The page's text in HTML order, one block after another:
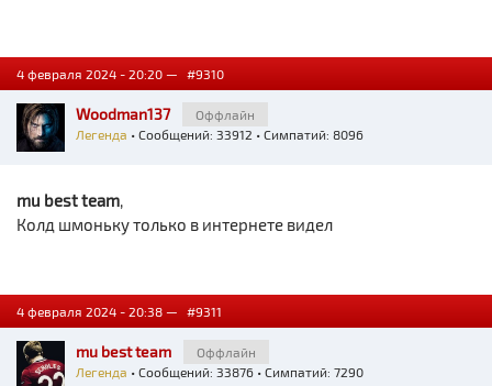
4 февраля 2024 - 20:20 — #9310
Woodman137
Оффлайн
Легенда • Сообщений: 33912 • Симпатий: 8096
mu best team,
Колд шмоньку только в интернете видел
4 февраля 2024 - 20:38 — #9311
mu best team
Оффлайн
Легенда • Сообщений: 33876 • Симпатий: 7290